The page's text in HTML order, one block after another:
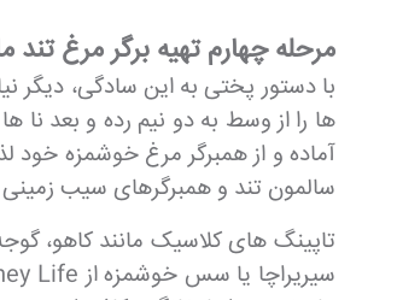
مرحله چهارم تهیه برگر مرغ تند
با دستور پختی به این سادگی، دیگر
ها را از وسط به دو نیم رده و بعد
آماده و از همبرگر مرغ خوشمزه خود
سالمون تند و همبرگرهای سیب زمینی
تاپینگ های کلاسیک مانند کاهو،